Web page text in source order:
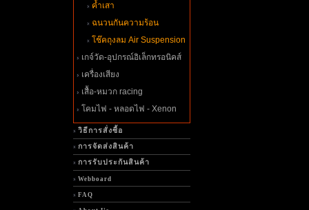
ค้ำเสา
ฉนวนกันความร้อน
ช๊คถุงลม Air Suspension
เกจ์วัด-อุปกรณ์อิเล็กทรอนิคส์
เครื่องเสียง
เสื้อ-หมวก racing
คมไฟ - หลอดไฟ - Xenon
วิธีการสั่งซื้อ
การจัดส่งสินค้า
การรับประกันสินค้า
Webboard
FAQ